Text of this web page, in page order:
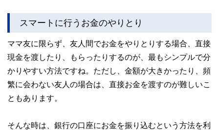
スマートに行うお金のやりとり
ママ友に限らず、友人間でお金をやりとりする場合、直接
現金を渡したり、もらったりするのが、最もシンプルで分
かりやすい方法ですね。ただし、金額が大きかったり、頻
繁に会わない友人の場合は、直接お金を渡すのが難しいこ
ともあります。
そんな時は、銀行の口座にお金を振り込むという方法を利